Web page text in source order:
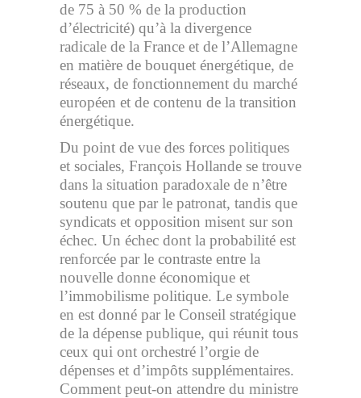
de 75 à 50 % de la production
d’électricité) qu’à la divergence
radicale de la France et de l’Allemagne
en matière de bouquet énergétique, de
réseaux, de fonctionnement du marché
européen et de contenu de la transition
énergétique.
Du point de vue des forces politiques
et sociales, François Hollande se trouve
dans la situation paradoxale de n’être
soutenu que par le patronat, tandis que
syndicats et opposition misent sur son
échec. Un échec dont la probabilité est
renforcée par le contraste entre la
nouvelle donne économique et
l’immobilisme politique. Le symbole
en est donné par le Conseil stratégique
de la dépense publique, qui réunit tous
ceux qui ont orchestré l’orgie de
dépenses et d’impôts supplémentaires.
Comment peut-on attendre du ministre